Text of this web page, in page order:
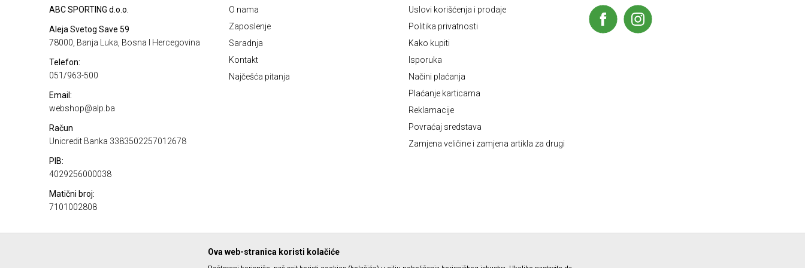
ABC SPORTING d.o.o.
Aleja Svetog Save 59
78000, Banja Luka, Bosna I Hercegovina
Telefon:
051/963-500
Email:
webshop@alp.ba
Račun
Unicredit Banka 3383502257012678
PIB:
4029256000038
Matični broj:
7101002808
O nama
Zaposlenje
Saradnja
Kontakt
Najčešća pitanja
Uslovi korišćenja i prodaje
Politika privatnosti
Kako kupiti
Isporuka
Načini plaćanja
Plaćanje karticama
Reklamacije
Povraćaj sredstava
Zamjena veličine i zamjena artikla za drugi
Ova web-stranica koristi kolačiće